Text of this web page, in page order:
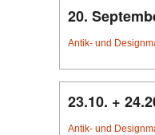
20.
Antik- und
23.10. +
Antik- und